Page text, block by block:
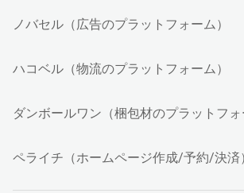
ノバセル（広告のプラットフォーム）
ハコベル（物流のプラットフォーム）
ダンボールワン（梱包材のプラットフォ
ペライチ（ホームページ作成/予約/決済